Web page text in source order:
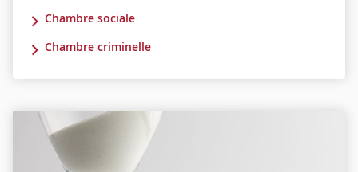
Chambre sociale
Chambre criminelle